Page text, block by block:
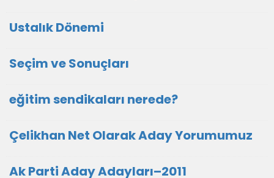
Ustalık Dönemi
Seçim ve Sonuçları
eğitim sendikaları nerede?
Çelikhan Net Olarak Aday Yorumumuz
Ak Parti Aday Adayları–2011